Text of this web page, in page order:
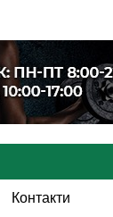
Контакти